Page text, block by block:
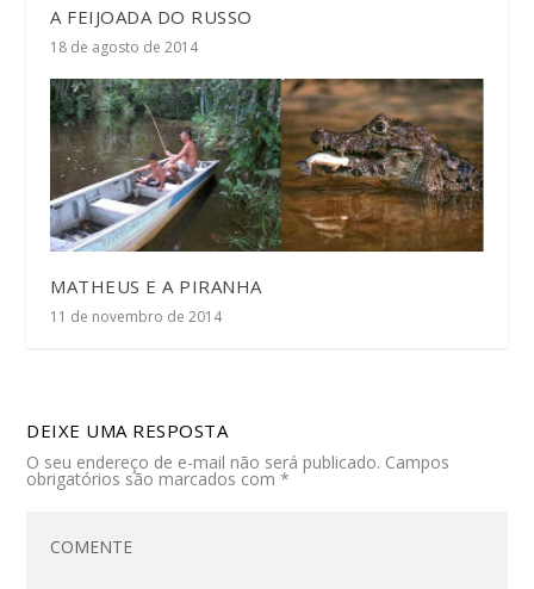
A FEIJOADA DO RUSSO
18 de agosto de 2014
MATHEUS E A PIRANHA
11 de novembro de 2014
DEIXE UMA RESPOSTA
O seu endereço de e-mail não será publicado. Campos
obrigatórios são marcados com*